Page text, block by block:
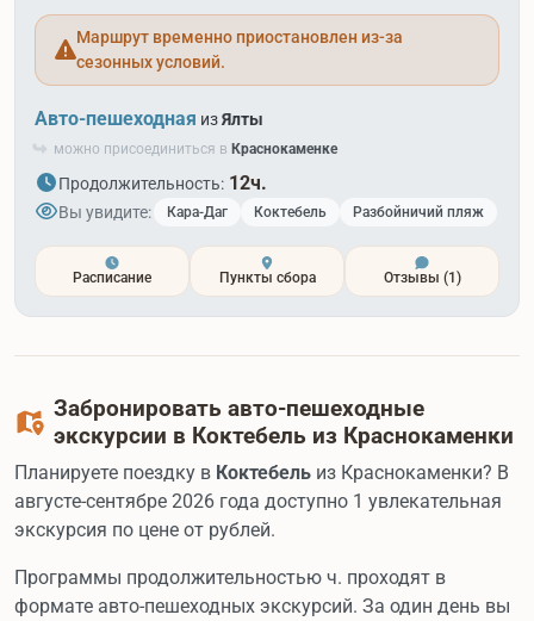
Маршрут временно приостановлен из-за
сезонных условий.
Авто-пешеходная изЯлты
можно присоединиться в Краснокаменке
Продолжительность: 12ч.
Вы увидите: Кара-Даг Коктебель Разбойничий пляж
Расписание Пункты сбора Отзывы (1)
Забронировать авто-пешеходные
экскурсии в Коктебель из Краснокаменки
Планируете поездку в Коктебель из Краснокаменки? В
августе-сентябре 2026 года доступно 1 увлекательная
экскурсия по цене от рублей.
Программы продолжительностью ч. проходят в
формате авто-пешеходных экскурсий. За один день вы